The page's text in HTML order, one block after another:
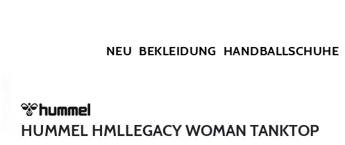
NEU BEKLEIDUNG HANDBALLSCHUHE
HUMMEL HMLLEGACY WOMAN TANKTOP